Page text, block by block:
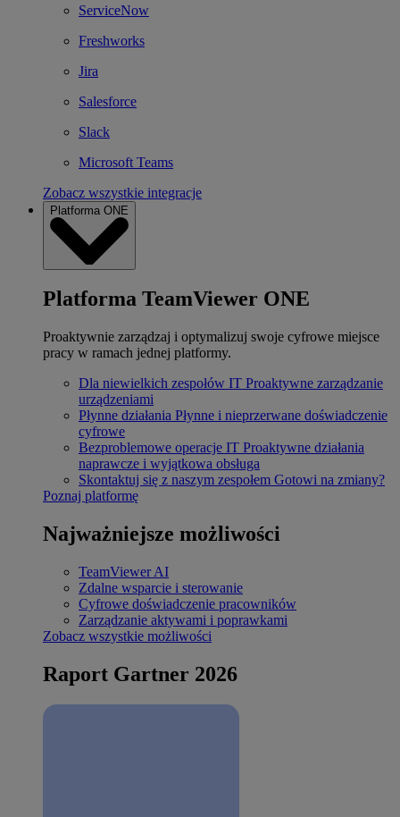
ServiceNow
Freshworks
Jira
Salesforce
Slack
Microsoft Teams
Zobacz wszystkie integracje
Platforma ONE
Platforma TeamViewer ONE
Proaktywnie zarządzaj i optymalizuj swoje cyfrowe miejsce
pracy w ramach jednej platformy.
Dla niewielkich zespołów IT Proaktywne zarządzanie
urządzeniami
Płynne działania Płynne i nieprzerwane doświadczenie
cyfrowe
Bezproblemowe operacje IT Proaktywne działania
naprawcze i wyjątkowa obsługa
Skontaktuj się z naszym zespołem Gotowi na zmiany?
Poznaj platformę
Najważniejsze możliwości
TeamViewer AI
Zdalne wsparcie i sterowanie
Cyfrowe doświadczenie pracowników
Zarządzanie aktywami i poprawkami
Zobacz wszystkie możliwości
Raport Gartner 2026